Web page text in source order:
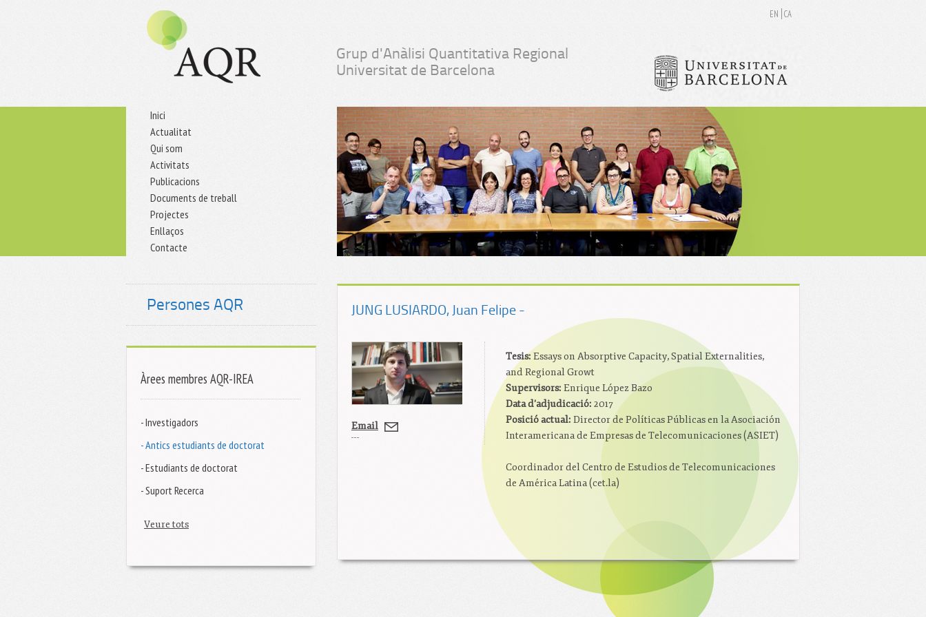
Grup d'Anàlisi Quantitativa Regional
Universitat de Barcelona
Inici
Actualitat
Qui som
Activitats
Publicacions
Documents de treball
Projectes
Enllaços
Contacte
EN CA
Persones AQR
Àrees membres AQR-IREA
- Investigadors
- Antics estudiants de doctorat
- Estudiants de doctorat
- Suport Recerca
Veure tots
JUNG LUSIARDO, Juan Felipe -
Email
Tesis: Essays on Absorptive Capacity, Spatial Externalities,
and Regional Growt
Supervisors: Enrique López Bazo
Data d'adjudicació: 2017
Posició actual: Director de Políticas Públicas en la Asociación
Interamericana de Empresas de Telecomunicaciones (ASIET)
Coordinador del Centro de Estudios de Telecomunicaciones
de América Latina (cet.la)